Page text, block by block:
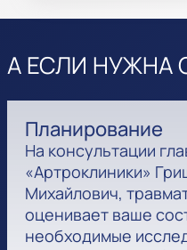
А ЕСЛИ НУЖНА
Планирование
На консультации
«Артроклиники»
Михайлович,
оценивает ваше
необходимые